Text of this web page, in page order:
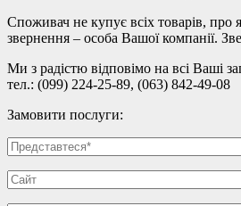
Споживач не купує всіх товарів, про
звернення – особа Вашої компанії.
Ми з радістю відповімо на всі Ваші
тел.: (099) 224-25-89, (063) 842-49-08
Замовити послуги: